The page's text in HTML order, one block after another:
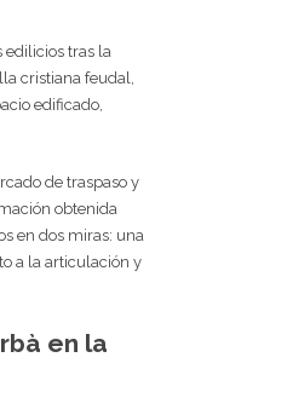
edilicios tras la
cristiana feudal,
edificado,
de traspaso y
obtenida
en dos miras: una
a la articulación y
en la